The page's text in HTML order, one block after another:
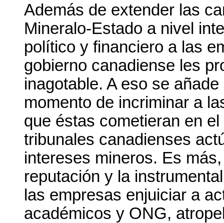
Además de extender las
Mineralo-Estado a nivel
político y financiero a las
gobierno canadiense les
inagotable. A eso se
momento de incriminar a
que éstas cometieran en
tribunales canadienses
intereses mineros. Es
reputación y la
las empresas enjuiciar a
académicos y ONG,